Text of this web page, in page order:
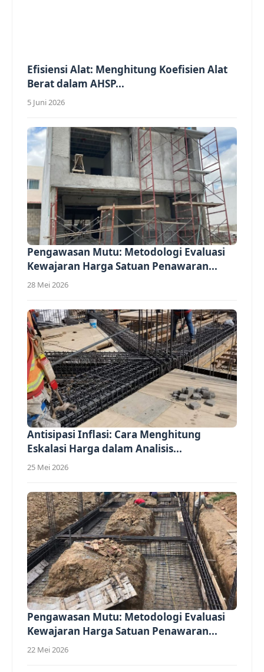
Efisiensi Alat: Menghitung Koefisien Alat
Berat dalam AHSP...
5 Juni 2026
Pengawasan Mutu: Metodologi Evaluasi
Kewajaran Harga Satuan Penawaran...
28 Mei 2026
Antisipasi Inflasi: Cara Menghitung
Eskalasi Harga dalam Analisis...
25 Mei 2026
Pengawasan Mutu: Metodologi Evaluasi
Kewajaran Harga Satuan Penawaran...
22 Mei 2026